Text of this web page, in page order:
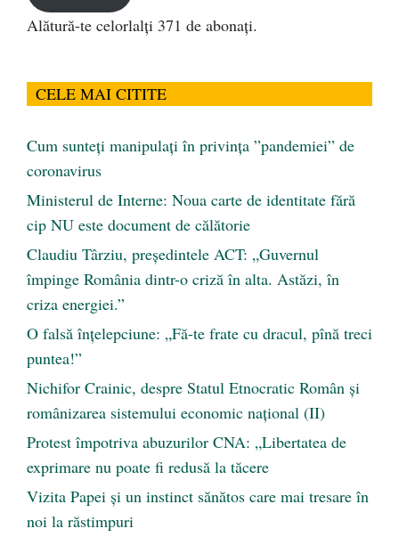
Alătură-te celorlalți 371 de abonați.
CELE MAI CITITE
Cum sunteți manipulați în privința ”pandemiei” de
coronavirus
Ministerul de Interne: Noua carte de identitate fără
cip NU este document de călătorie
Claudiu Târziu, președintele ACT: „Guvernul
împinge România dintr-o criză în alta. Astăzi, în
criza energiei.”
O falsă înțelepciune: „Fă-te frate cu dracul, pînă treci
puntea!”
Nichifor Crainic, despre Statul Etnocratic Român şi
românizarea sistemului economic naţional (II)
Protest împotriva abuzurilor CNA: „Libertatea de
exprimare nu poate fi redusă la tăcere
Vizita Papei și un instinct sănătos care mai tresare în
noi la răstimpuri